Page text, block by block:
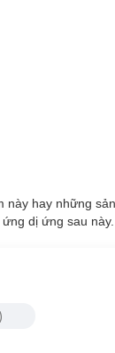
hay những
dị ứng sau này.
)